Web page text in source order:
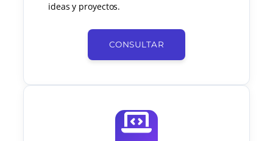
ideas y proyectos.
CONSULTAR